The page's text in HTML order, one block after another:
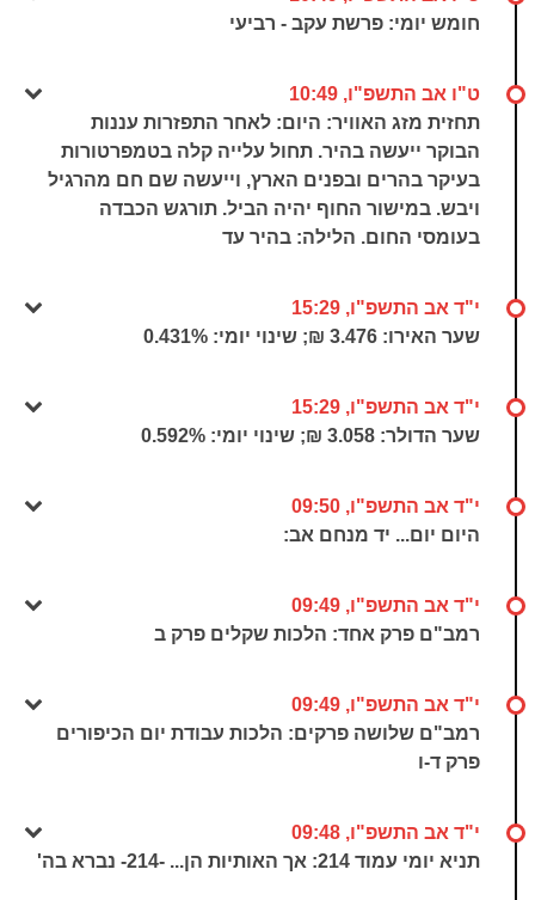
חומש יומי: פרשת עקב - רביעי
ט"ו אב התשפ"ו, 10:49
תחזית מזג האוויר: היום: לאחר התפזרות עננות
הבוקר ייעשה בהיר. תחול עלייה קלה בטמפרטורות
בעיקר בהרים ובפנים הארץ, וייעשה שם חם מהרגיל
ויבש. במישור החוף יהיה הביל. תורגש הכבדה
בעומסי החום. הלילה: בהיר עד
י"ד אב התשפ"ו, 15:29
שער האירו: 3.476 ₪; שינוי יומי:
0.431%
י"ד אב התשפ"ו, 15:29
שער הדולר: 3.058 ₪; שינוי יומי:
0.592%
י"ד אב התשפ"ו, 09:50
היום יום... יד מנחם אב:
י"ד אב התשפ"ו, 09:49
רמב"ם פרק אחד: הלכות שקלים פרק ב
י"ד אב התשפ"ו, 09:49
רמב"ם שלושה פרקים: הלכות עבודת יום הכיפורים
פרק ד-ו
י"ד אב התשפ"ו, 09:48
תניא יומי עמוד 214: אך האותיות הן... -214- נברא בה'